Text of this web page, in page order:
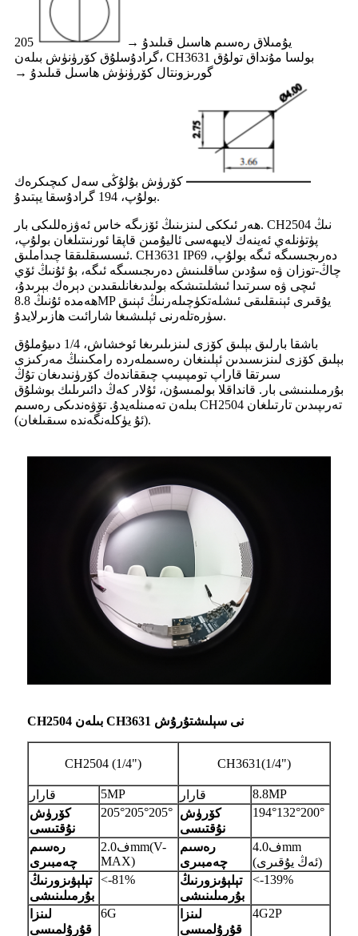
يۇمىلاق رەسىم ھاسىل قىلىدۇ →
205
گرادۇسلۇق كۆرۈنۈش بىلەن، CH3631 بولسا مۇنداق تولۇق
گورىزونتال كۆرۈنۈش ھاسىل قىلىدۇ →
كۆرۈش بۇلۇڭى سەل كىچىكرەك
بولۇپ، 194 گرادۇسقا يېتىدۇ.
ھەر ئىككى لىنزىنىڭ ئۆزىگە خاس ئەۋزەللىكى بار. CH2504 نىڭ
پۈتۈنلەي ئەينەك لايىھەسى ئاليۇمىن قاپقا ئورنىتىلغان بولۇپ،
ئىسسىقلىققا چىداملىق. CH3631 IP69 دەرىجىسىگە ئىگە بولۇپ،
چاڭ-توزان ۋە سۇدىن ساقلىنىش دەرىجىسىگە ئىگە، بۇ ئۇنىڭ ئۆي
ئىچى ۋە سىرتىدا ئىشلىتىشكە بولىدىغانلىقىدىن دېرەك بېرىدۇ،
ھەمدە ئۇنىڭ 8.8MP يۇقىرى ئېنىقلىقى ئىشلەتكۈچىلەرنىڭ ئېنىق
سۈرەتلەرنى ئېلىشىغا شارائىت ھازىرلايدۇ.
باشقا بارلىق بېلىق كۆزى لىنزىلىرىغا ئوخشاش، 1/4 دىيۇملۇق
بېلىق كۆزى لىنزىسىدىن ئېلىنغان رەسىملەردە رامكىنىڭ مەركىزى
سىرتقا قاراپ تومپىيىپ چىققاندەك كۆرۈنىدىغان تۇڭ
بۇرمىلىنىشى بار. قانداقلا بولمىسۇن، ئۇلار كەڭ دائىرىلىك بوشلۇق
بىلەن تەمىنلەيدۇ. تۆۋەندىكى رەسىم CH2504 تەرىپىدىن تارتىلغان
(ئۇ يۈكلەنگەندە سىقىلغان).
CH2504 بىلەن CH3631 نى سېلىشتۇرۇش
CH2504 (1/4") CH3631(1/4")
قارار 5MP قارار
8.8MP
كۆرۈش
نۇقتىسى
205°205°205° كۆرۈش
نۇقتىسى
194°132°200°
رەسىم
چەمبىرى
ف2.0mm(V-
MAX)
رەسىم
چەمبىرى
ف4.0mm
(ئەڭ يۇقىرى)
تېلېۋىزورنىڭ
بۇرمىلىنىشى
<-81%
تېلېۋىزورنىڭ
بۇرمىلىنىشى
<-139%
لىنزا
قۇرۇلمىسى
6G
لىنزا
قۇرۇلمىسى
4G2P